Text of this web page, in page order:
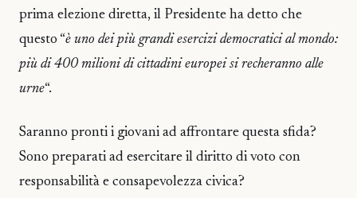
prima elezione diretta, il Presidente ha detto che
questo “è uno dei più grandi esercizi democratici al mondo:
più di 400 milioni di cittadini europei si recheranno alle
urne“.
Saranno pronti i giovani ad affrontare questa sfida?
Sono preparati ad esercitare il diritto di voto con
responsabilità e consapevolezza civica?